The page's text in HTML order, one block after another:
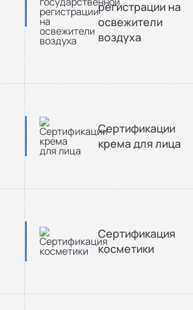
регистрации на
освежители
воздуха
Сертификации
крема для лица
Сертификация
косметики